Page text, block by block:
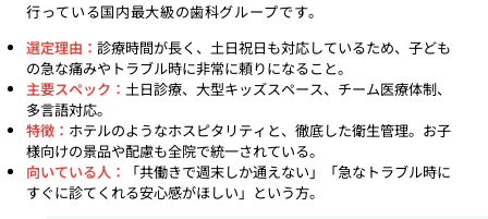
行っている国内最大級の歯科グループです。
選定理由： 診療時間が長く、土日祝日も対応しているため、子ども
の急な痛みやトラブル時に非常に頼りになること。
主要スペック： 土日診療、大型キッズスペース、チーム医療体制、
多言語対応。
特徴： ホテルのようなホスピタリティと、徹底した衛生管理。お子
様向けの景品や配慮も全院で統一されている。
向いている人：
「共働きで週末しか通えない」「急なトラブル時に
すぐに診てくれる安心感がほしい」という方。